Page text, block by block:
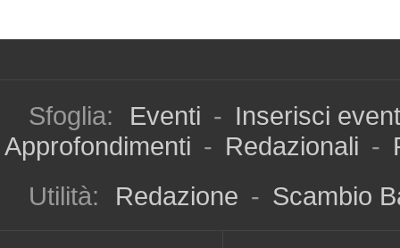
Sfoglia: Eventi - Inserisci
Approfondimenti - Redazionali -
Utilità:
Redazione - Scambio